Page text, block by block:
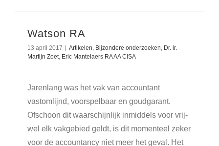
Watson RA
13 april 2017 | Artikelen Bijzondere onderzoeken Dr. ir.
Martijn Zoet Eric Mantelaers RA AA CISA
Jarenlang was het vak van accountant
vastomlijnd, voorspelbaar en goudgarant.
Ofschoon dit waarschijnlijk inmiddels voor vrij­
wel elk vakgebied geldt, is dit momenteel zeker
voor de accoun­tancy niet meer het geval. Het